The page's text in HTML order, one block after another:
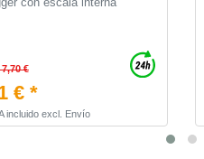
7,70 €
€ *
incluido excl. Envío